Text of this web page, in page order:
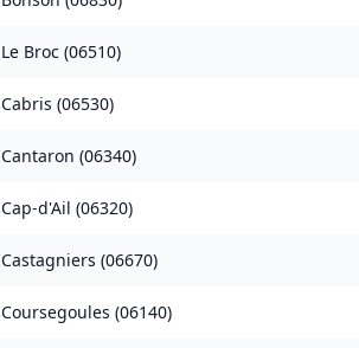
Le Broc (06510)
Cabris (06530)
Cantaron (06340)
Cap-d'Ail (06320)
Castagniers (06670)
Coursegoules (06140)